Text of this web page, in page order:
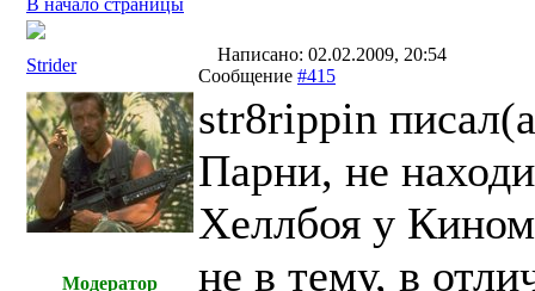
В начало страницы
Strider
Написано: 02.02.2009, 20:54
Сообщение #415
Модератор
str8rippin
Парни, не
Хеллбоя у
не в тему, в